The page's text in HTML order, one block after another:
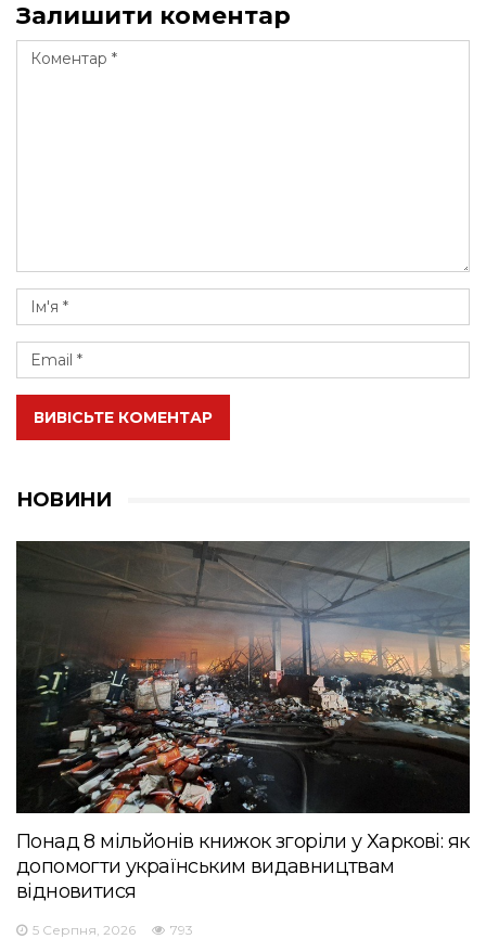
Залишити коментар
ВИВІСЬТЕ КОМЕНТАР
НОВИНИ
Понад 8 мільйонів книжок згоріли у Харкові: як
допомогти українським видавництвам
відновитися
5 Серпня, 2026 793